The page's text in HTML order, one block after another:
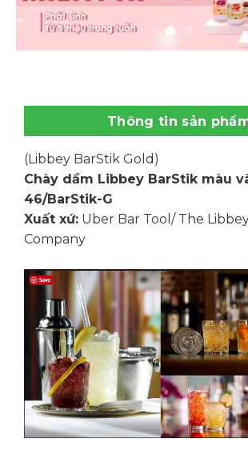
Thông tin sản
(Libbey BarStik Gold)
Chày dầm Libbey BarStik màu
46/BarStik-G
Xuất xứ:Uber Bar Tool/ The
Company